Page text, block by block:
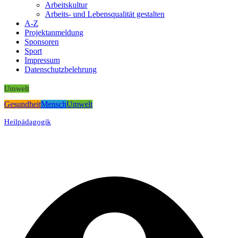
Arbeitskultur
Arbeits- und Lebensqualität gestalten
A-Z
Projektanmeldung
Sponsoren
Sport
Impressum
Datenschutzbelehrung
Umwelt
GesundheitMenschUmwelt
Heilpädagogik